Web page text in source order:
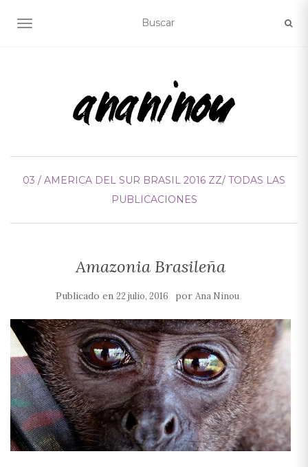
ALTERNAR NAVEGACIÓN
03 / AMERICA DEL SUR BRASIL 2016 ZZ/ TODAS LAS
PUBLICACIONES
Amazonia Brasileña
Publicado en 22 julio, 2016 por Ana Ninou